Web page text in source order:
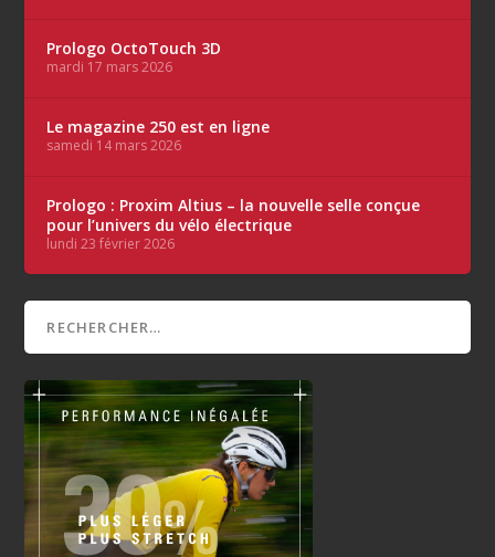
Prologo OctoTouch 3D
mardi 17 mars 2026
Le magazine 250 est en ligne
samedi 14 mars 2026
Prologo : Proxim Altius – la nouvelle selle conçue
pour l’univers du vélo électrique
lundi 23 février 2026